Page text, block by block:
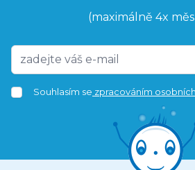
(maximálně 4x
Souhlasím se zpracováním